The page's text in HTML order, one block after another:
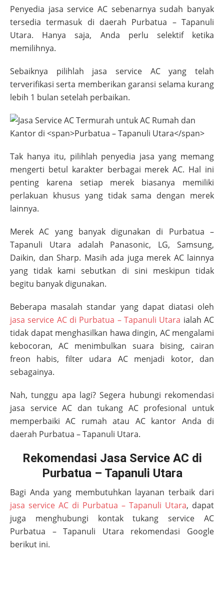
Penyedia jasa service AC sebenarnya sudah banyak
tersedia termasuk di daerah Purbatua – Tapanuli
Utara. Hanya saja, Anda perlu selektif ketika
memilihnya.
Sebaiknya pilihlah jasa service AC yang telah
terverifikasi serta memberikan garansi selama kurang
lebih 1 bulan setelah perbaikan.
Tak hanya itu, pilihlah penyedia jasa yang memang
mengerti betul karakter berbagai merek AC. Hal ini
penting karena setiap merek biasanya memiliki
perlakuan khusus yang tidak sama dengan merek
lainnya.
Merek AC yang banyak digunakan di Purbatua –
Tapanuli Utara adalah Panasonic, LG, Samsung,
Daikin, dan Sharp. Masih ada juga merek AC lainnya
yang tidak kami sebutkan di sini meskipun tidak
begitu banyak digunakan.
Beberapa masalah standar yang dapat diatasi oleh
jasa service AC di Purbatua – Tapanuli Utara ialah AC
tidak dapat menghasilkan hawa dingin, AC mengalami
kebocoran, AC menimbulkan suara bising, cairan
freon habis, filter udara AC menjadi kotor, dan
sebagainya.
Nah, tunggu apa lagi? Segera hubungi rekomendasi
jasa service AC dan tukang AC profesional untuk
memperbaiki AC rumah atau AC kantor Anda di
daerah Purbatua – Tapanuli Utara.
Rekomendasi Jasa Service AC di
Purbatua – Tapanuli Utara
Bagi Anda yang membutuhkan layanan terbaik dari
jasa service AC di Purbatua – Tapanuli Utara, dapat
juga menghubungi kontak tukang service AC
Purbatua – Tapanuli Utara rekomendasi Google
berikut ini.